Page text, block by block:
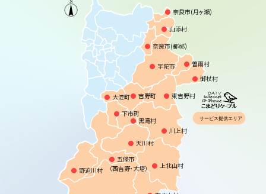
● 宇陀市
● 大淀町
● 上北山村
● 川上村
● 黒滝村
● 五條市
（西吉野・大塔）
● 下市町
● 曽爾村
● 天川村
● 奈良市(月ヶ瀬)
● 奈良市(都祁)
● 野迫川村
● 東吉野村
● 御杖村
● 山添村
● 吉野町